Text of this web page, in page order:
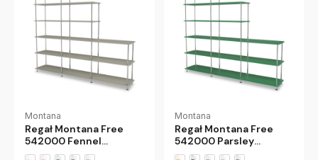
Montana
Regał Montana Free
542000 Fennel
Montana
Montana
Regał Montana Free
542000 Parsley
Montana